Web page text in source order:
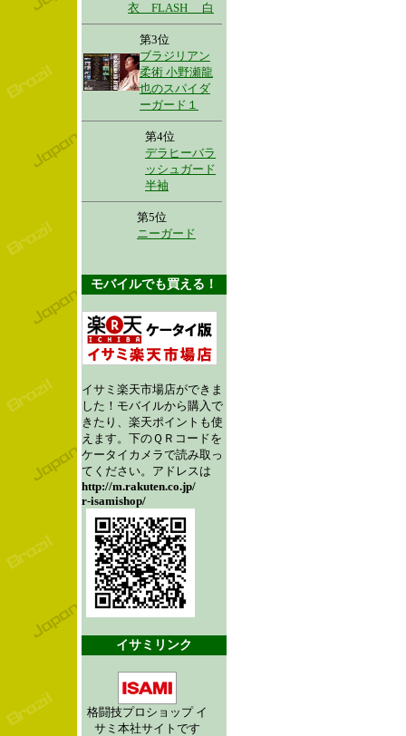
衣 FLASH 白
第3位
ブラジリアン
柔術 小野瀬龍
也のスパイダ
ーガード１
第4位
デラヒーバラ
ッシュガード
半袖
第5位
ニーガード
モバイルでも買える！
イサミ楽天市場店ができま
した！モバイルから購入で
きたり、楽天ポイントも使
えます。下のＱＲコードを
ケータイカメラで読み取っ
てください。アドレスは
http://m.rakuten.co.jp/
r-isamishop/
イサミリンク
格闘技プロショップ イ
サミ本社サイトです